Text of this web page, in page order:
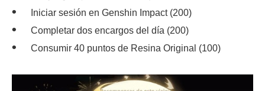
Iniciar sesión en Genshin Impact (200)
Completar dos encargos del día (200)
Consumir 40 puntos de Resina Original (100)